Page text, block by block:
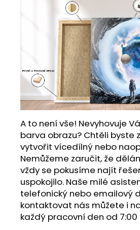
A to není vše! Nevyhovuje
barva obrazu? Chtěli byste
vytvořit vícedílný nebo
Nemůžeme zaručit, že
vždy se pokusíme najít
uspokojilo. Naše milé
telefonický nebo emailový
kontaktovat nás můžete i
každý pracovní den od 7:00